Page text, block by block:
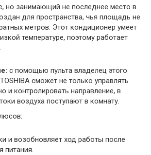
но занимающий не последнее место в
для пространства, чья площадь не
метров. Этот кондиционер умеет
температуре, поэтому работает
с помощью пульта владелец этого
сможет не только управлять
и контролировать направление, в
воздуха поступают в комнату.
и возобновляет ход работы после
питания.